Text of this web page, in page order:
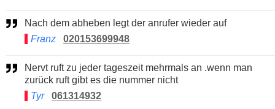
Nach dem abheben legt der anrufer wieder auf
Franz
020153699948
Nervt ruft zu jeder tageszeit mehrmals an .wenn man
zurück ruft gibt es die nummer nicht
Tyr
061314932